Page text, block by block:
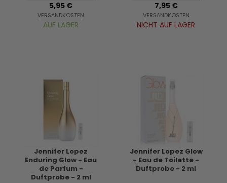
5,95 €
VERSANDKOSTEN
AUF LAGER
7,95 €
VERSANDKOSTEN
NICHT AUF LAGER
Jennifer Lopez
Enduring Glow - Eau
de Parfum -
Duftprobe - 2 ml
Jennifer Lopez Glow
- Eau de Toilette -
Duftprobe - 2 ml